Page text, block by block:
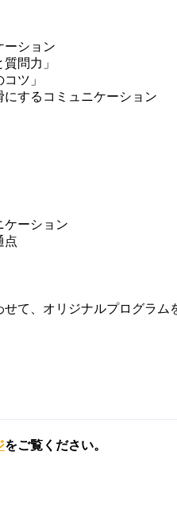
ーション
問力」
ツ」
するコミュニケーション
ケーション
点
て、オリジナルプログラ
をご覧ください。